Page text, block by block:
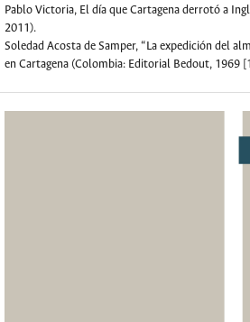
Pablo Victoria, El día que Cartagena derrotó a
2011).
Soledad Acosta de Samper, “La expedición del
en Cartagena (Colombia: Editorial Bedout, 1969